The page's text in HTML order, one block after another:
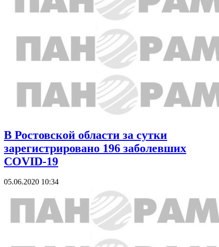
В Ростовской области за сутки
зарегистрировано 196 заболевших
COVID-19
05.06.2020 10:34